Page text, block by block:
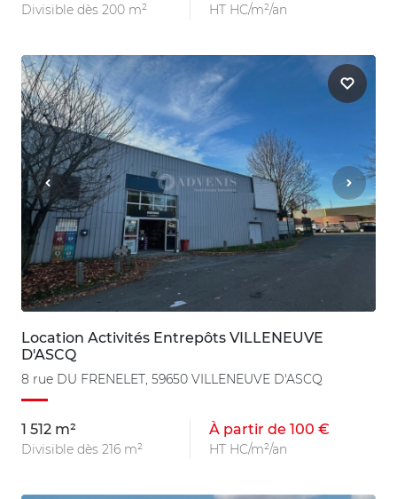
Divisible dès 200 m² HT HC/m²/an
Location Activités Entrepôts VILLENEUVE
D'ASCQ
8 rue DU FRENELET, 59650 VILLENEUVE D'ASCQ
1 512 m²
Divisible dès 216 m²
À partir de 100 €
HT HC/m²/an